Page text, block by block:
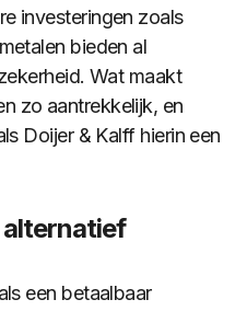
investeringen zoals
bieden al
Wat maakt
zo aantrekkelijk, en
Doijer & Kalff hierin een
alternatief
een betaalbaar